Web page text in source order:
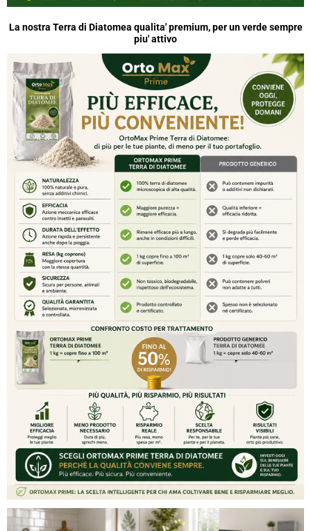
La nostra Terra di Diatomea qualita' premium, per un verde sempre
piu' attivo